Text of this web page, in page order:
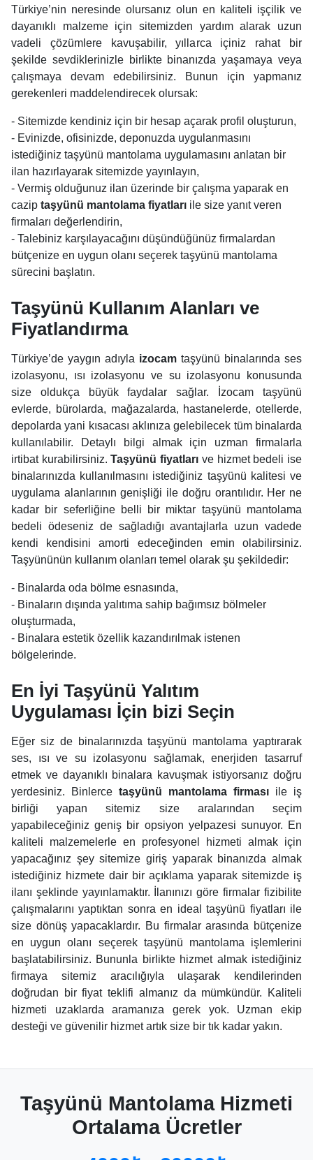
Türkiye’nin neresinde olursanız olun en kaliteli işçilik ve
dayanıklı malzeme için sitemizden yardım alarak uzun
vadeli çözümlere kavuşabilir, yıllarca içiniz rahat bir
şekilde sevdiklerinizle birlikte binanızda yaşamaya veya
çalışmaya devam edebilirsiniz. Bunun için yapmanız
gerekenleri maddelendirecek olursak:
- Sitemizde kendiniz için bir hesap açarak profil oluşturun,
- Evinizde, ofisinizde, deponuzda uygulanmasını
istediğiniz taşyünü mantolama uygulamasını anlatan bir
ilan hazırlayarak sitemizde yayınlayın,
- Vermiş olduğunuz ilan üzerinde bir çalışma yaparak en
cazip taşyünü mantolama fiyatları ile size yanıt veren
firmaları değerlendirin,
- Talebiniz karşılayacağını düşündüğünüz firmalardan
bütçenize en uygun olanı seçerek taşyünü mantolama
sürecini başlatın.
Taşyünü Kullanım Alanları ve
Fiyatlandırma
Türkiye’de yaygın adıyla izocam taşyünü binalarında ses
izolasyonu, ısı izolasyonu ve su izolasyonu konusunda
size oldukça büyük faydalar sağlar. İzocam taşyünü
evlerde, bürolarda, mağazalarda, hastanelerde, otellerde,
depolarda yani kısacası aklınıza gelebilecek tüm binalarda
kullanılabilir. Detaylı bilgi almak için uzman firmalarla
irtibat kurabilirsiniz.Taşyünü fiyatları ve hizmet bedeli ise
binalarınızda kullanılmasını istediğiniz taşyünü kalitesi ve
uygulama alanlarının genişliği ile doğru orantılıdır. Her ne
kadar bir seferliğine belli bir miktar taşyünü mantolama
bedeli ödeseniz de sağladığı avantajlarla uzun vadede
kendi kendisini amorti edeceğinden emin olabilirsiniz.
Taşyününün kullanım olanları temel olarak şu şekildedir:
- Binalarda oda bölme esnasında,
- Binaların dışında yalıtıma sahip bağımsız bölmeler
oluşturmada,
- Binalara estetik özellik kazandırılmak istenen
bölgelerinde.
En İyi Taşyünü Yalıtım
Uygulaması İçin bizi Seçin
Eğer siz de binalarınızda taşyünü mantolama yaptırarak
ses, ısı ve su izolasyonu sağlamak, enerjiden tasarruf
etmek ve dayanıklı binalara kavuşmak istiyorsanız doğru
yerdesiniz. Binlerce taşyünü mantolama firması ile iş
birliği yapan sitemiz size aralarından seçim
yapabileceğiniz geniş bir opsiyon yelpazesi sunuyor. En
kaliteli malzemelerle en profesyonel hizmeti almak için
yapacağınız şey sitemize giriş yaparak binanızda almak
istediğiniz hizmete dair bir açıklama yaparak sitemizde iş
ilanı şeklinde yayınlamaktır. İlanınızı göre firmalar fizibilite
çalışmalarını yaptıktan sonra en ideal taşyünü fiyatları ile
size dönüş yapacaklardır. Bu firmalar arasında bütçenize
en uygun olanı seçerek taşyünü mantolama işlemlerini
başlatabilirsiniz. Bununla birlikte hizmet almak istediğiniz
firmaya sitemiz aracılığıyla ulaşarak kendilerinden
doğrudan bir fiyat teklifi almanız da mümkündür. Kaliteli
hizmeti uzaklarda aramanıza gerek yok. Uzman ekip
desteği ve güvenilir hizmet artık size bir tık kadar yakın.
Taşyünü Mantolama Hizmeti
Ortalama Ücretler